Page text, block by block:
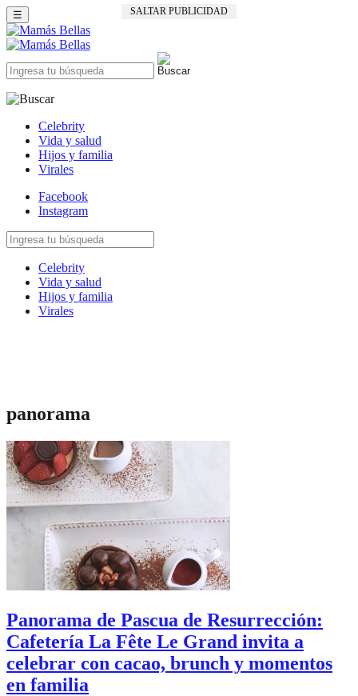
SALTAR PUBLICIDAD
☰
Celebrity
Vida y salud
Hijos y familia
Virales
Facebook
Instagram
Celebrity
Vida y salud
Hijos y familia
Virales
panorama
Panorama de Pascua de Resurrección:
Cafetería La Fête Le Grand invita a
celebrar con cacao, brunch y momentos
en familia